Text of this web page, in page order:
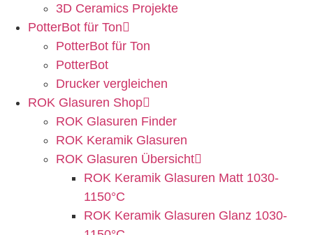
3D Ceramics Projekte
PotterBot für Ton
PotterBot für Ton
PotterBot
Drucker vergleichen
ROK Glasuren Shop
ROK Glasuren Finder
ROK Keramik Glasuren
ROK Glasuren Übersicht
ROK Keramik Glasuren Matt 1030-
1150°C
ROK Keramik Glasuren Glanz 1030-